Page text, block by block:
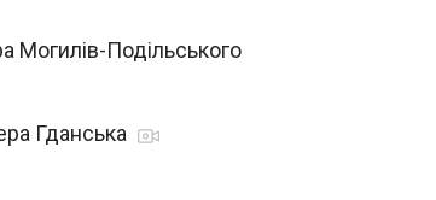
Могилів-Подільського
Гданська